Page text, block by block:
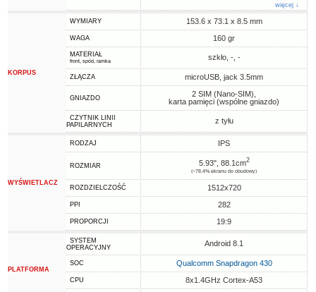
więcej ↓
KORPUS
WYMIARY 153.6 x 73.1 x 8.5 mm
WAGA 160 gr
MATERIAŁ
front, spód, ramka szkło, -, -
ZŁĄCZA microUSB, jack 3.5mm
GNIAZDO
2 SIM (Nano-SIM),
karta pamięci (wspólne gniazdo)
CZYTNIK LINII
PAPILARNYCH
z tyłu
WYŚWIETLACZ
RODZAJ IPS
ROZMIAR 5.93", 88.1cm2
(~78.4% ekranu do obudowy)
ROZDZIELCZOŚĆ 1512x720
PPI 282
PROPORCJI 19:9
PLATFORMA
SYSTEM
OPERACYJNY
Android 8.1
SOC Qualcomm Snapdragon 430
CPU 8x1.4GHz Cortex-A53